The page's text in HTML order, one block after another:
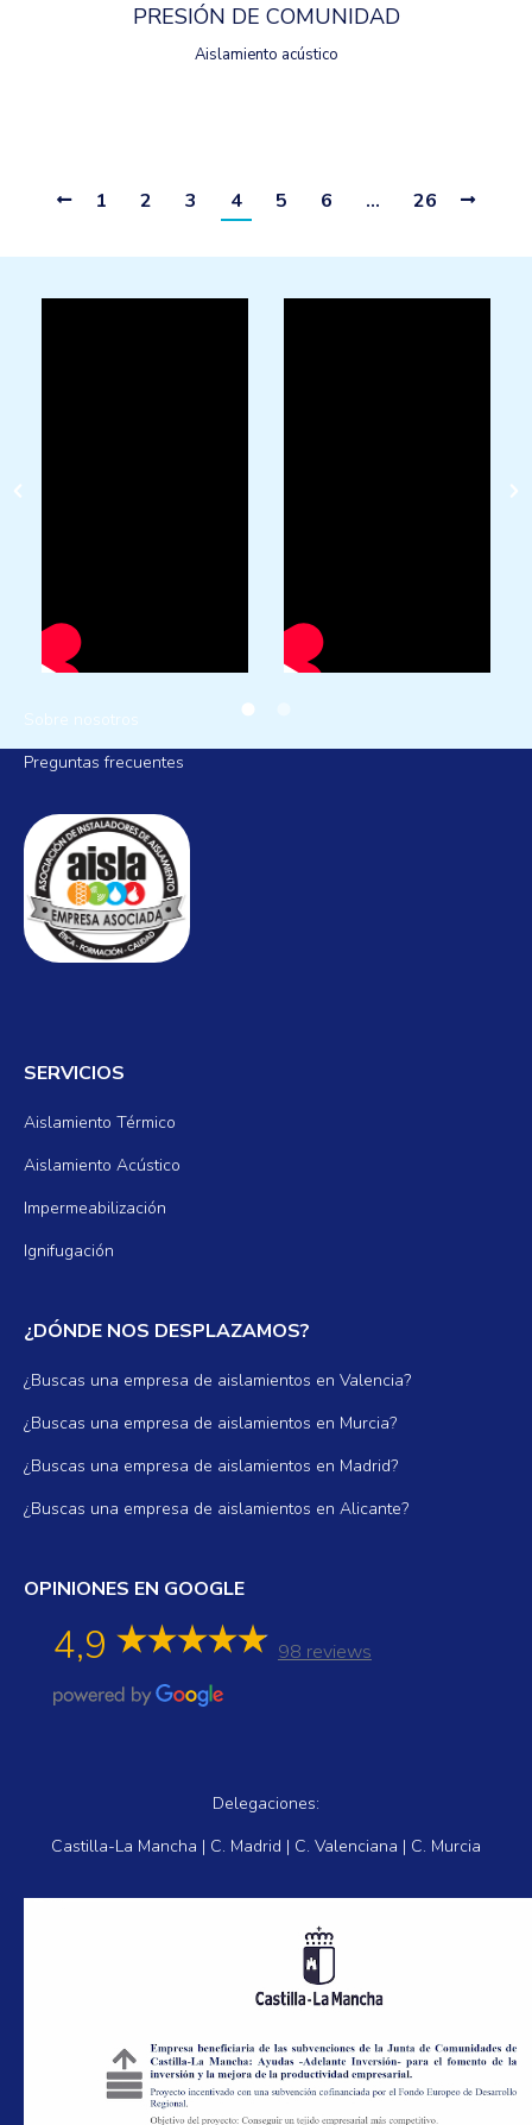
PRESIÓN DE COMUNIDAD
Aislamiento acústico
1 2 3 4 5 6 … 26
AISLAMIENTOS LA MANCHA
Sobre nosotros
Preguntas frecuentes
SERVICIOS
Aislamiento Térmico
Aislamiento Acústico
Impermeabilización
Ignifugación
¿DÓNDE NOS DESPLAZAMOS?
¿Buscas una empresa de aislamientos en Valencia?
¿Buscas una empresa de aislamientos en Murcia?
¿Buscas una empresa de aislamientos en Madrid?
¿Buscas una empresa de aislamientos en Alicante?
OPINIONES EN GOOGLE
4,9 98 reviews
Delegaciones:
Castilla-La Mancha | C. Madrid | C. Valenciana | C. Murcia